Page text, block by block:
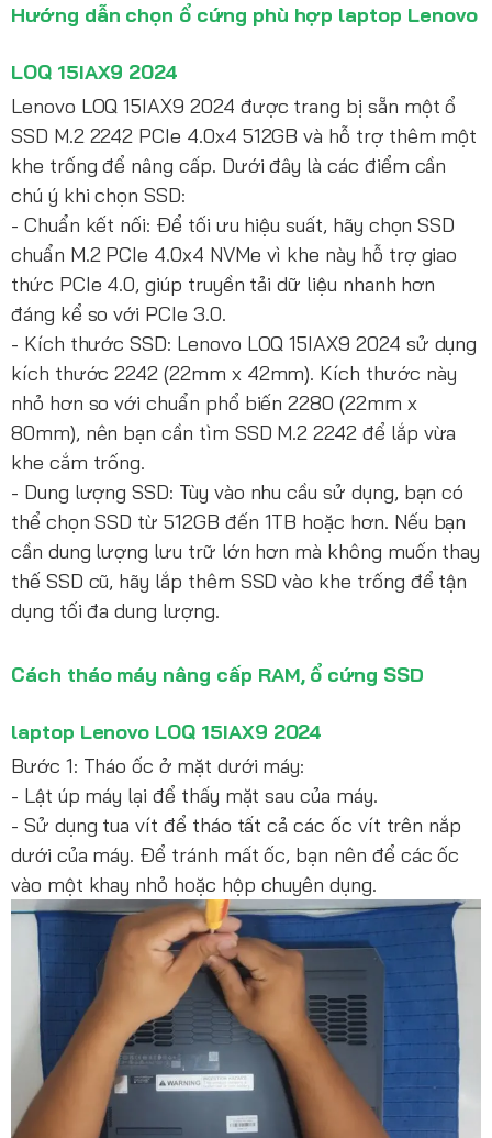
Hướng dẫn chọn ổ cứng phù hợp laptop Lenovo
LOQ 15IAX9 2024
Lenovo LOQ 15IAX9 2024 được trang bị sẵn một ổ
SSD M.2 2242 PCIe 4.0x4 512GB và hỗ trợ thêm một
khe trống để nâng cấp. Dưới đây là các điểm cần
chú ý khi chọn SSD:
- Chuẩn kết nối: Để tối ưu hiệu suất, hãy chọn SSD
chuẩn M.2 PCIe 4.0x4 NVMe vì khe này hỗ trợ giao
thức PCIe 4.0, giúp truyền tải dữ liệu nhanh hơn
đáng kể so với PCIe 3.0.
- Kích thước SSD: Lenovo LOQ 15IAX9 2024 sử dụng
kích thước 2242 (22mm x 42mm). Kích thước này
nhỏ hơn so với chuẩn phổ biến 2280 (22mm x
80mm), nên bạn cần tìm SSD M.2 2242 để lắp vừa
khe cắm trống.
- Dung lượng SSD: Tùy vào nhu cầu sử dụng, bạn có
thể chọn SSD từ 512GB đến 1TB hoặc hơn. Nếu bạn
cần dung lượng lưu trữ lớn hơn mà không muốn thay
thế SSD cũ, hãy lắp thêm SSD vào khe trống để tận
dụng tối đa dung lượng.
Cách tháo máy nâng cấp RAM, ổ cứng SSD
laptop Lenovo LOQ 15IAX9 2024
Bước 1: Tháo ốc ở mặt dưới máy:
- Lật úp máy lại để thấy mặt sau của máy.
- Sử dụng tua vít để tháo tất cả các ốc vít trên nắp
dưới của máy. Để tránh mất ốc, bạn nên để các ốc
vào một khay nhỏ hoặc hộp chuyên dụng.